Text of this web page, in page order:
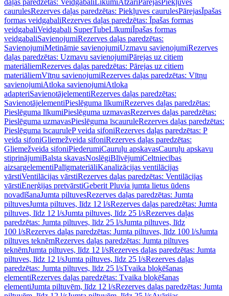
daļas paredzētas: Veidgabali LīkumiAtzari PārejasPiekļuves
caurulesRezerves daļas paredzētas: Piekļuves caurulesPārejasĪpašas
formas veidgabaliRezerves daļas paredzētas: Īpašas formas
veidgabaliVeidgabali SuperTubeLīkumiĪpašas formas
veidgabaliSavienojumiRezerves daļas paredzētas:
SavienojumiMetināmie savienojumiUzmavu savienojumiRezerves
daļas paredzētas: Uzmavu savienojumiPārejas uz citiem
materiāliemRezerves daļas paredzētas: Pārejas uz citiem
materiāliemVītņu savienojumiRezerves daļas paredzētas: Vītņu
savienojumiAtloka savienojumiAtloka
adapteriSavienotājelementiRezerves daļas paredzētas:
SavienotājelementiPieslēguma līkumiRezerves daļas paredzētas:
Pieslēguma līkumiPieslēguma uzmavasRezerves daļas paredzētas:
Pieslēguma uzmavasPieslēguma īscauruleRezerves daļas paredzētas:
Pieslēguma īscauruleP veida sifoniRezerves daļas paredzētas: P
veida sifoniGliemežveida sifoniRezerves daļas paredzētas:
Gliemežveida sifoniPiederumiCauruļu apskavasCauruļu apskavu
stiprinājumiBalsta skavasNoslēgiBlīvējumiCeltniecības
aizsargelementiPalīgmateriāliKanalizācijas ventilācijas
vārstiVentilācijas vārstiRezerves daļas paredzētas: Ventilācijas
vārstiEnerģijas pretvārstiGeberit Pluvia jumta lietus ūdens
novadīšanaJumta piltuvesRezerves daļas paredzētas: Jumta
piltuvesJumta piltuves, līdz 12 l/sRezerves daļas paredzētas: Jumta
piltuves, līdz 12 l/sJumta piltuves, līdz 25 l/sRezerves daļas
paredzētas: Jumta piltuves, līdz 25 l/sJumta piltuves, līdz
100 l/sRezerves daļas paredzētas: Jumta piltuves, līdz 100 l/sJumta
piltuves teknēmRezerves daļas paredzētas: Jumta piltuves
teknēmJumta piltuves, līdz 12 l/sRezerves daļas paredzētas: Jumta
piltuves, līdz 12 l/sJumta piltuves, līdz 25 l/sRezerves daļas
paredzētas: Jumta piltuves, līdz 25 l/sTvaika bloķēšanas
elementiRezerves daļas paredzētas: Tvaika bloķēšanas
elementiJumta piltuvēm, līdz 12 l/sRezerves daļas paredzētas: Jumta